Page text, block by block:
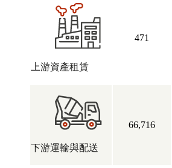
上游資產租賃
471
下游運輸與配送
66,716